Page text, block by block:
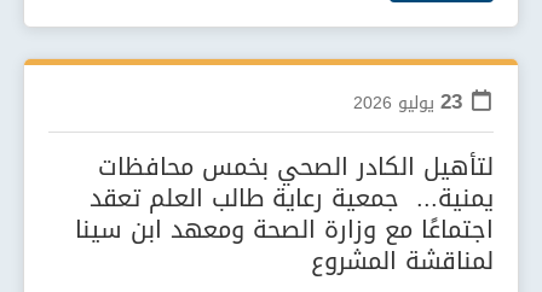
23 يوليو 2026
لتأهيل الكادر الصحي بخمس محافظات
يمنية... جمعية رعاية طالب العلم تعقد
اجتماعًا مع وزارة الصحة ومعهد ابن سينا
لمناقشة المشروع